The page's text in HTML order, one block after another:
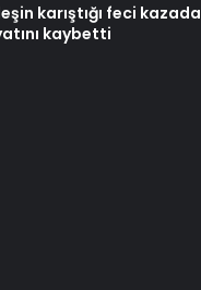
karıştığı feci kazada
kaybetti